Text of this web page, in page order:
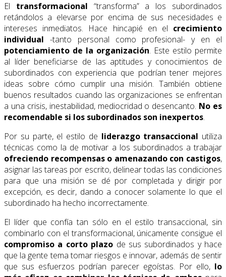
El transformacional “transforma” a los subordinados
retándolos a elevarse por encima de sus necesidades e
intereses inmediatos. Hace hincapié en el crecimiento
individual -tanto personal como profesional- y en el
potenciamiento de la organización. Este estilo permite
al líder beneficiarse de las aptitudes y conocimientos de
subordinados con experiencia que podrían tener mejores
ideas sobre cómo cumplir una misión. También obtiene
buenos resultados cuando las organizaciones se enfrentan
a una crisis, inestabilidad, mediocridad o desencanto. No es
recomendable si los subordinados son inexpertos.
Por su parte, el estilo de liderazgo transaccional utiliza
técnicas como la de motivar a los subordinados a trabajar
ofreciendo recompensas o amenazando con castigos,
asignar las tareas por escrito, delinear todas las condiciones
para que una misión se dé por completada y dirigir por
excepción, es decir, dando a conocer solamente lo que el
subordinado ha hecho incorrectamente.
El líder que confía tan sólo en el estilo transaccional, sin
combinarlo con el transformacional, únicamente consigue el
compromiso a corto plazo de sus subordinados y hace
que la gente tema tomar riesgos e innovar, además de sentir
que sus esfuerzos podrían parecer egoístas. Por ello, lo